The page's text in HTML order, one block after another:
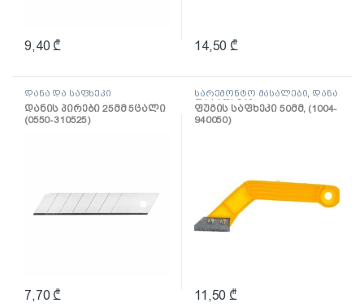
9,40 ₾ 14,50 ₾
დანა და საფხეკი
დანის პირები 25მმ 5ცალი
(0550-310525)
7,70₾
სარემონტო მასალები დანა
და საფხეკი
ფუგის საფხეკი 50მმ, (1004-
940050)
11,50₾